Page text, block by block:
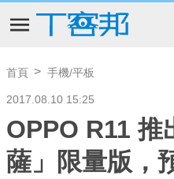
首頁 手機/平板
2017.08.10 15:25
OPPO R11 推
薩」限量版，